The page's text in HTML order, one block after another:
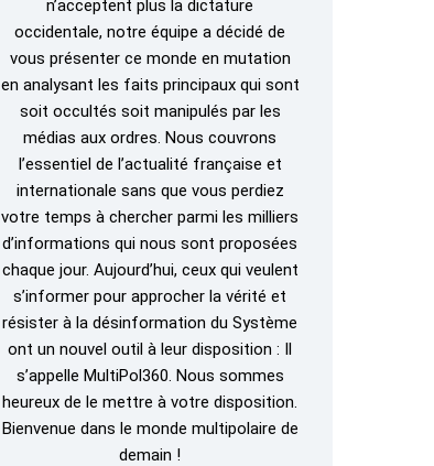
n’acceptent plus la dictature
occidentale, notre équipe a décidé de
vous présenter ce monde en mutation
en analysant les faits principaux qui sont
soit occultés soit manipulés par les
médias aux ordres. Nous couvrons
l’essentiel de l’actualité française et
internationale sans que vous perdiez
votre temps à chercher parmi les milliers
d’informations qui nous sont proposées
chaque jour. Aujourd’hui, ceux qui veulent
s’informer pour approcher la vérité et
résister à la désinformation du Système
ont un nouvel outil à leur disposition : Il
s’appelle MultiPol360. Nous sommes
heureux de le mettre à votre disposition.
Bienvenue dans le monde multipolaire de
demain !